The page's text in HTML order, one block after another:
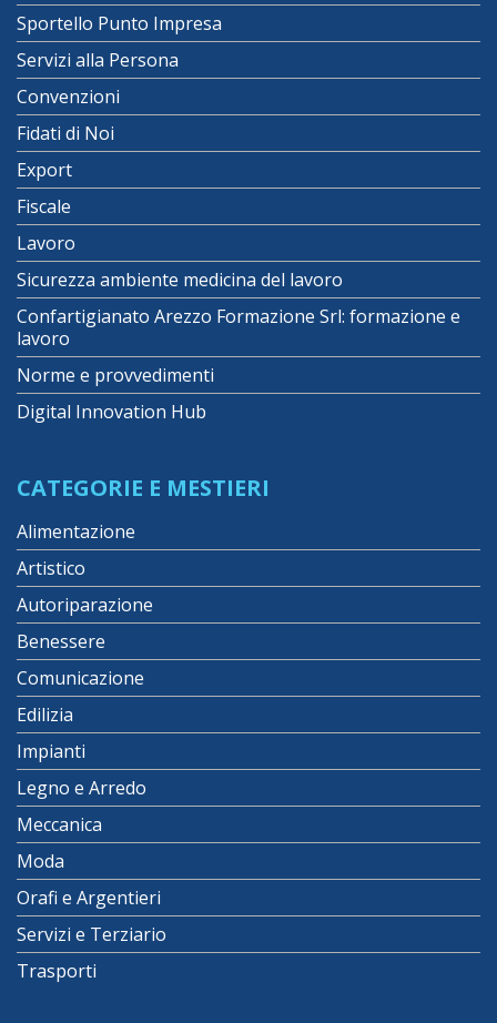
Sportello Punto Impresa
Servizi alla Persona
Convenzioni
Fidati di Noi
Export
Fiscale
Lavoro
Sicurezza ambiente medicina del lavoro
Confartigianato Arezzo Formazione Srl: formazione e
lavoro
Norme e provvedimenti
Digital Innovation Hub
CATEGORIE E MESTIERI
Alimentazione
Artistico
Autoriparazione
Benessere
Comunicazione
Edilizia
Impianti
Legno e Arredo
Meccanica
Moda
Orafi e Argentieri
Servizi e Terziario
Trasporti